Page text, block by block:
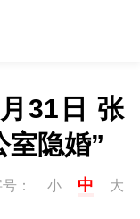
31日 张
室隐婚”
： 小 中 大